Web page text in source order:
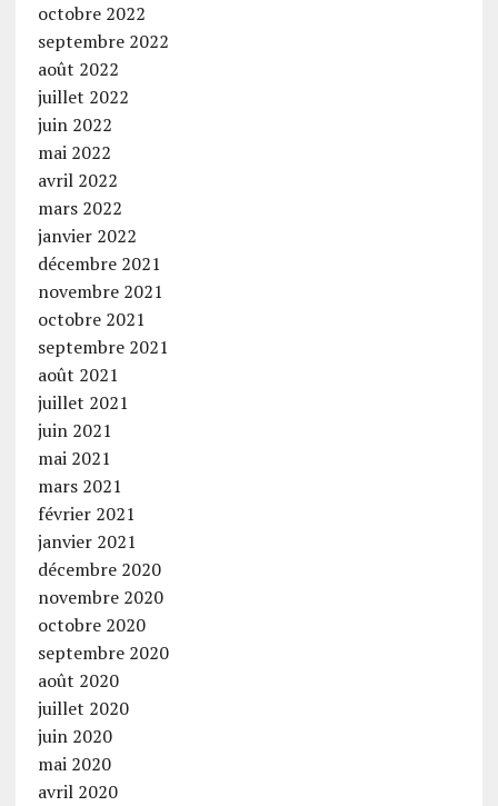
octobre 2022
septembre 2022
août 2022
juillet 2022
juin 2022
mai 2022
avril 2022
mars 2022
janvier 2022
décembre 2021
novembre 2021
octobre 2021
septembre 2021
août 2021
juillet 2021
juin 2021
mai 2021
mars 2021
février 2021
janvier 2021
décembre 2020
novembre 2020
octobre 2020
septembre 2020
août 2020
juillet 2020
juin 2020
mai 2020
avril 2020